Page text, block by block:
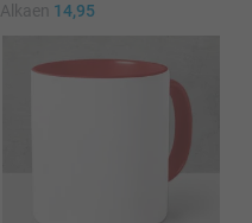
Alkaen 14,95